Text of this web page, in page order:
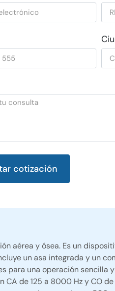
cotización
aérea y ósea. Es un
un asa integrada y un
para una operación sencilla
de 125 a 8000 Hz y CO